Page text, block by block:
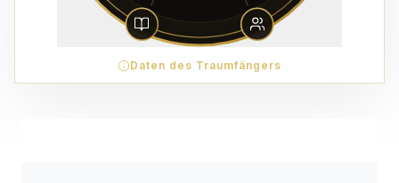
Daten des Traumfängers